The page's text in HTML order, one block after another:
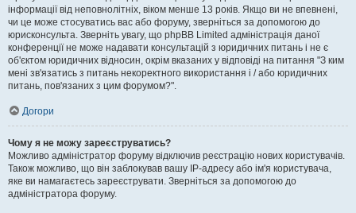
інформації від неповнолітніх, віком менше 13 років. Якщо ви не впевнені,
чи це може стосуватись вас або форуму, зверніться за допомогою до
юрисконсульта. Зверніть увагу, що phpBB Limited адміністрація даної
конференції не може надавати консультацій з юридичних питань і не є
об'єктом юридичних відносин, окрім вказаних у відповіді на питання "З ким
мені зв'язатись з питань некоректного використання і / або юридичних
питань, пов'язаних з цим форумом?".
Догори
Чому я не можу зареєструватись?
Можливо адміністратор форуму відключив реєстрацію нових користувачів.
Також можливо, що він заблокував вашу IP-адресу або ім'я користувача,
яке ви намагаєтесь зареєструвати. Зверніться за допомогою до
адміністратора форуму.